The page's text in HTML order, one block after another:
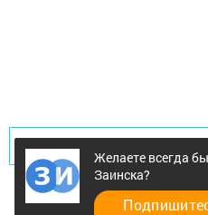
Желаете всегда
Заинска?